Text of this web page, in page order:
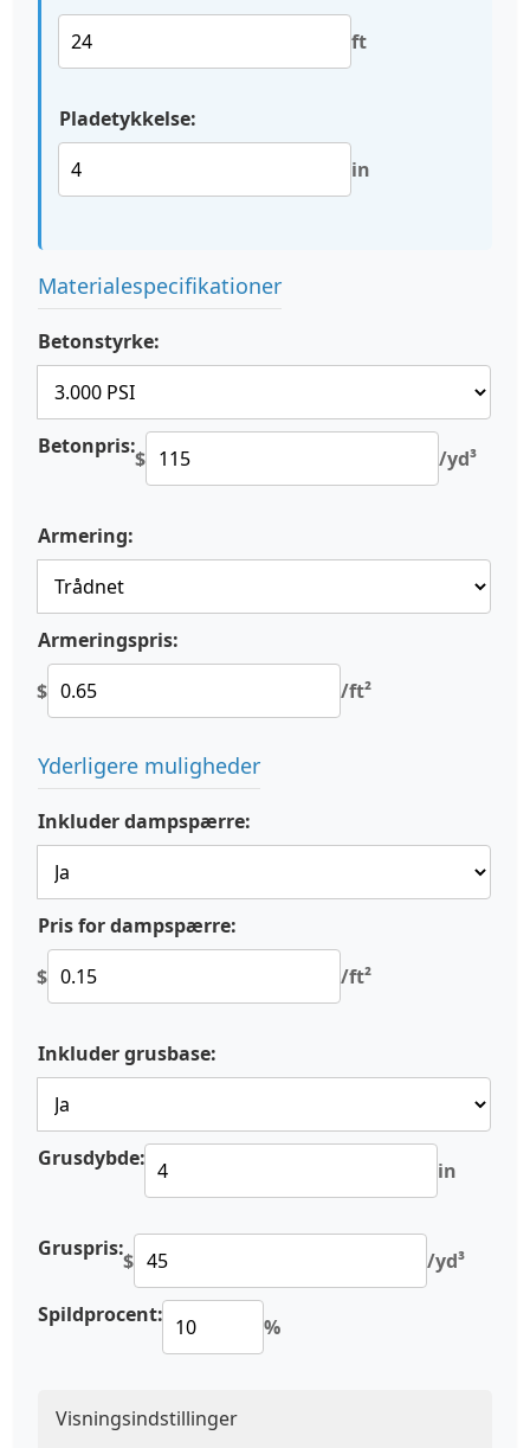
ft
Pladetykkelse:
in
Materialespecifikationer
Betonstyrke:
Betonpris:$ /yd³
Armering:
Armeringspris:
$
/ft²
Yderligere muligheder
Inkluder dampspærre:
Pris for dampspærre:
$
/ft²
Inkluder grusbase:
Grusdybde: in
Gruspris:$ /yd³
Spildprocent: %
Visningsindstillinger